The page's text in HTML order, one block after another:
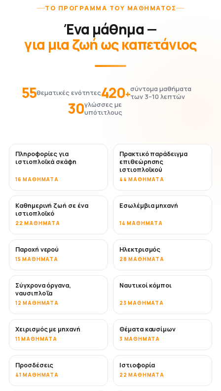
ΤΟ ΠΡΌΓΡΑΜΜΑ ΤΟΥ ΜΑΘΉΜΑΤΟΣ
Ένα μάθημα —
για μια ζωή ως καπετάνιος
55θεματικές ενότητες420+σύντομα μαθήματα
των 3–10 λεπτών
30γλώσσες με
υπότιτλους
Πληροφορίες για
ιστιοπλοϊκά σκάφη
16 ΜΑΘΉΜΑΤΑ
Πρακτικό παράδειγμα
επιθεώρησης
ιστιοπλοϊκού
44 ΜΑΘΉΜΑΤΑ
Καθημερινή ζωή σε ένα
ιστιοπλοϊκό
22 ΜΑΘΉΜΑΤΑ
Εσωλέμβια μηχανή
14 ΜΑΘΉΜΑΤΑ
Παροχή νερού
15 ΜΑΘΉΜΑΤΑ
Ηλεκτρισμός
28 ΜΑΘΉΜΑΤΑ
Σύγχρονα όργανα,
ναυσιπλοΐα
12 ΜΑΘΉΜΑΤΑ
Ναυτικοί κόμποι
23 ΜΑΘΉΜΑΤΑ
Χειρισμός με μηχανή
11 ΜΑΘΉΜΑΤΑ
Θέματα καυσίμων
3 ΜΑΘΉΜΑΤΑ
Προσδέσεις
41 ΜΑΘΉΜΑΤΑ
Ιστιοφορία
22 ΜΑΘΉΜΑΤΑ